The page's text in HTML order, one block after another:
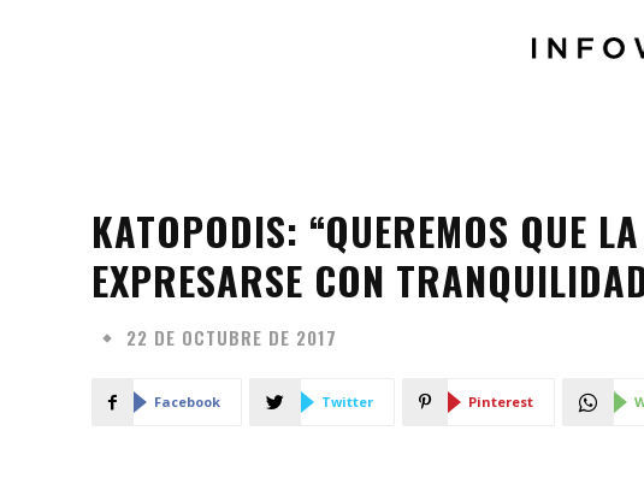
KATOPODIS: “QUEREMOS QUE
EXPRESARSE CON
22 DE OCTUBRE DE 2017
Facebook Twitter Pinterest